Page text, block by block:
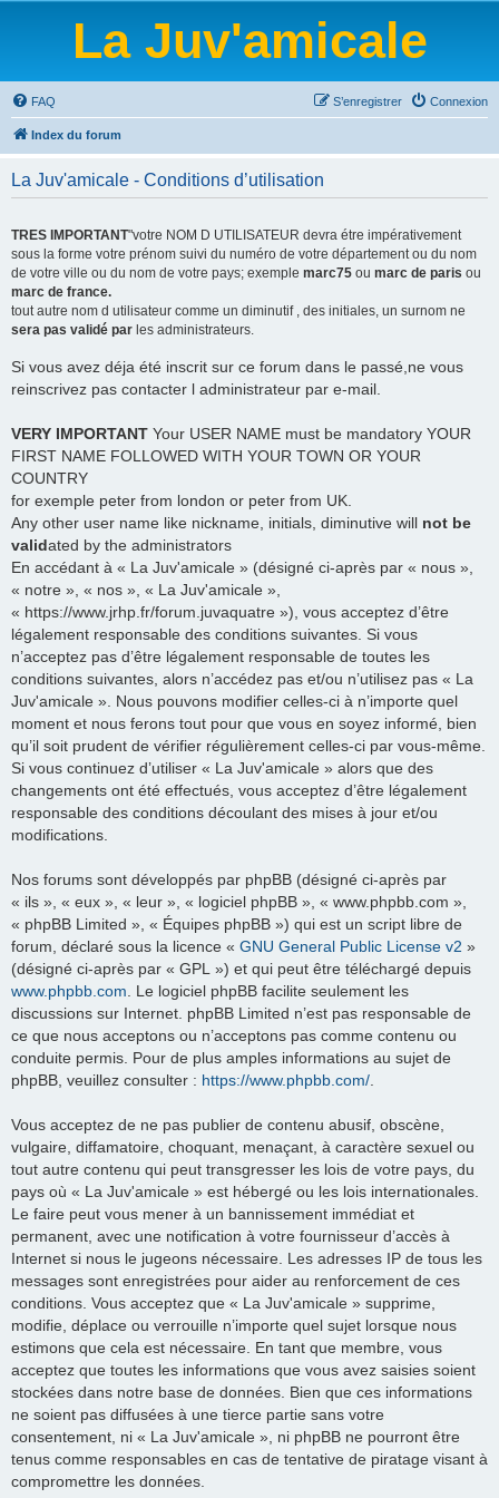
La Juv'amicale
FAQ Connexion
S’enregistrer
Index du forum
La Juv'amicale - Conditions d’utilisation
TRES IMPORTANT"votre NOM D UTILISATEUR devra étre impérativement
sous la forme votre prénom suivi du numéro de votre département ou du nom
de votre ville ou du nom de votre pays; exemple marc75 ou marc de paris ou
marc de france.
tout autre nom d utilisateur comme un diminutif , des initiales, un surnom ne
sera pas validé par les administrateurs.
Si vous avez déja été inscrit sur ce forum dans le passé,ne vous
reinscrivez pas contacter l administrateur par e-mail.
VERY IMPORTANT Your USER NAME must be mandatory YOUR
FIRST NAME FOLLOWED WITH YOUR TOWN OR YOUR
COUNTRY
for exemple peter from london or peter from UK.
Any other user name like nickname, initials, diminutive will not be
validated by the administrators
En accédant à « La Juv'amicale » (désigné ci-après par « nous »,
« notre », « nos », « La Juv'amicale »,
« https://www.jrhp.fr/forum.juvaquatre »), vous acceptez d’être
légalement responsable des conditions suivantes. Si vous
n’acceptez pas d’être légalement responsable de toutes les
conditions suivantes, alors n’accédez pas et/ou n’utilisez pas « La
Juv'amicale ». Nous pouvons modifier celles-ci à n’importe quel
moment et nous ferons tout pour que vous en soyez informé, bien
qu’il soit prudent de vérifier régulièrement celles-ci par vous-même.
Si vous continuez d’utiliser « La Juv'amicale » alors que des
changements ont été effectués, vous acceptez d’être légalement
responsable des conditions découlant des mises à jour et/ou
modifications.
Nos forums sont développés par phpBB (désigné ci-après par
« ils », « eux », « leur », « logiciel phpBB », « www.phpbb.com »,
« phpBB Limited », « Équipes phpBB ») qui est un script libre de
forum, déclaré sous la licence « GNU General Public License v2 »
(désigné ci-après par « GPL ») et qui peut être téléchargé depuis
www.phpbb.com. Le logiciel phpBB facilite seulement les
discussions sur Internet. phpBB Limited n’est pas responsable de
ce que nous acceptons ou n’acceptons pas comme contenu ou
conduite permis. Pour de plus amples informations au sujet de
phpBB, veuillez consulter : https://www.phpbb.com/.
Vous acceptez de ne pas publier de contenu abusif, obscène,
vulgaire, diffamatoire, choquant, menaçant, à caractère sexuel ou
tout autre contenu qui peut transgresser les lois de votre pays, du
pays où « La Juv'amicale » est hébergé ou les lois internationales.
Le faire peut vous mener à un bannissement immédiat et
permanent, avec une notification à votre fournisseur d’accès à
Internet si nous le jugeons nécessaire. Les adresses IP de tous les
messages sont enregistrées pour aider au renforcement de ces
conditions. Vous acceptez que « La Juv'amicale » supprime,
modifie, déplace ou verrouille n’importe quel sujet lorsque nous
estimons que cela est nécessaire. En tant que membre, vous
acceptez que toutes les informations que vous avez saisies soient
stockées dans notre base de données. Bien que ces informations
ne soient pas diffusées à une tierce partie sans votre
consentement, ni « La Juv'amicale », ni phpBB ne pourront être
tenus comme responsables en cas de tentative de piratage visant à
compromettre les données.